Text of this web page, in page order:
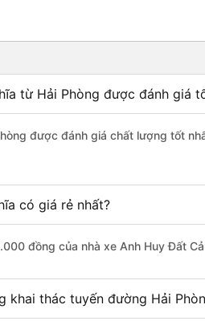
từ Hải Phòng được đánh giá
được đánh giá chất lượng tốt
có giá rẻ nhất?
đồng của nhà xe Anh Huy Đất
khai thác tuyến đường Hải